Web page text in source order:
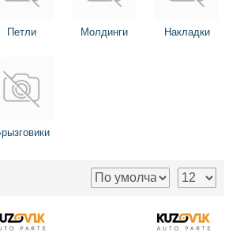
Петли Молдинги Накладки